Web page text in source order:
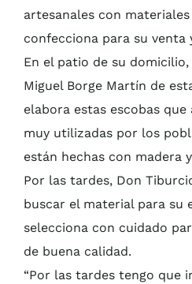
artesanales con
confecciona para su venta
En el patio de su
Miguel Borge Martín de
elabora estas escobas
muy utilizadas por los
están hechas con madera
Por las tardes, Don
buscar el material para su
selecciona con cuidado
de buena calidad.
“Por las tardes tengo que